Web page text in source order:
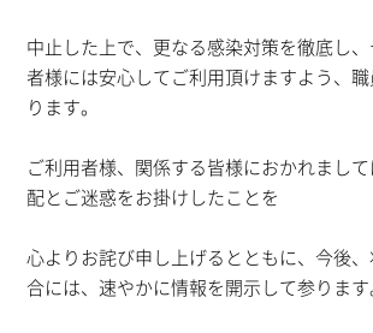
中止した上で、更なる感染対策を徹底し
者様には安心してご利用頂けますよう、
ります。
ご利用者様、関係する皆様におかれまし
配とご迷惑をお掛けしたことを
心よりお詫び申し上げるとともに、今後
合には、速やかに情報を開示して参ります